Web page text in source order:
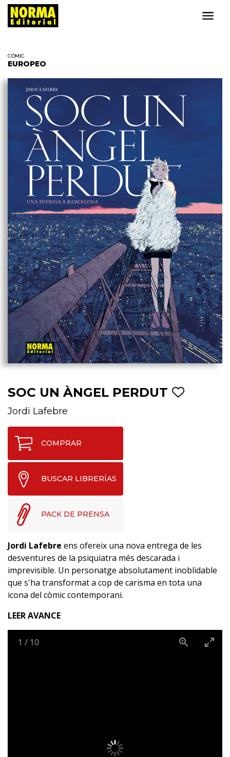
CÓMIC
EUROPEO
SOC UN ÀNGEL PERDUT
Jordi Lafebre
COMPRAR
BUSCAR LIBRERÍAS
PACK DE PRENSA
Jordi Lafebre ens ofereix una nova entrega de les
desventures de la psiquiatra més descarada i
imprevisible. Un personatge absolutament inoblidable
que s'ha transformat a cop de carisma en tota una
icona del còmic contemporani.
LEER AVANCE
1 / 10